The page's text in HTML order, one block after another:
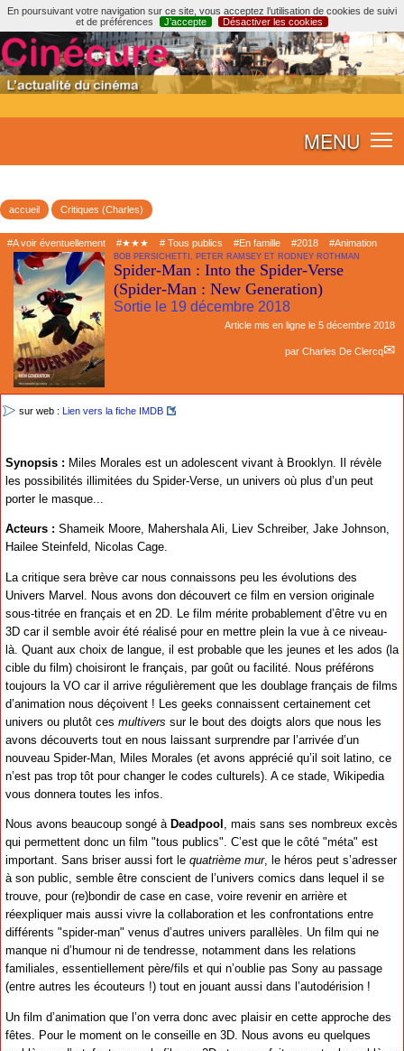
En poursuivant votre navigation sur ce site, vous acceptez l’utilisation de cookies de suivi
et de préférences
J’accepte Désactiver les cookies
MENU
accueil Critiques (Charles)
#A voir éventuellement #★★★ # Tous publics #En famille #2018 #Animation
BOB PERSICHETTI, PETER RAMSEY ET RODNEY ROTHMAN
Spider-Man : Into the Spider-Verse
(Spider-Man : New Generation)
Sortie le 19 décembre 2018
Article mis en ligne le 5 décembre 2018
par Charles De Clercq
sur web : Lien vers la fiche IMDB
Synopsis : Miles Morales est un adolescent vivant à Brooklyn. Il révèle
les possibilités illimitées du Spider-Verse, un univers où plus d’un peut
porter le masque...
Acteurs : Shameik Moore, Mahershala Ali, Liev Schreiber, Jake Johnson,
Hailee Steinfeld, Nicolas Cage.
La critique sera brève car nous connaissons peu les évolutions des
Univers Marvel. Nous avons don découvert ce film en version originale
sous-titrée en français et en 2D. Le film mérite probablement d’être vu en
3D car il semble avoir été réalisé pour en mettre plein la vue à ce niveau-
là. Quant aux choix de langue, il est probable que les jeunes et les ados (la
cible du film) choisiront le français, par goût ou facilité. Nous préférons
toujours la VO car il arrive régulièrement que les doublage français de films
d’animation nous déçoivent ! Les geeks connaissent certainement cet
univers ou plutôt ces multivers sur le bout des doigts alors que nous les
avons découverts tout en nous laissant surprendre par l’arrivée d’un
nouveau Spider-Man, Miles Morales (et avons apprécié qu’il soit latino, ce
n’est pas trop tôt pour changer le codes culturels). A ce stade, Wikipedia
vous donnera toutes les infos.
Nous avons beaucoup songé à Deadpool , mais sans ses nombreux excès
qui permettent donc un film "tous publics". C’est que le côté "méta" est
important. Sans briser aussi fort le quatrième mur, le héros peut s’adresser
à son public, semble être conscient de l’univers comics dans lequel il se
trouve, pour (re)bondir de case en case, voire revenir en arrière et
réexpliquer mais aussi vivre la collaboration et les confrontations entre
différents "spider-man" venus d’autres univers parallèles. Un film qui ne
manque ni d’humour ni de tendresse, notamment dans les relations
familiales, essentiellement père/fils et qui n’oublie pas Sony au passage
(entre autres les écouteurs !) tout en jouant aussi dans l’autodérision !
Un film d’animation que l’on verra donc avec plaisir en cette approche des
fêtes. Pour le moment on le conseille en 3D. Nous avons eu quelques